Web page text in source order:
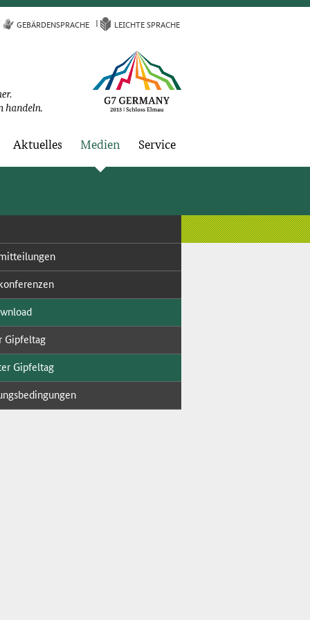
GE­BÄR­DEN­SPRA­CHE LEICH­TE SPRA­CHE
Ak­tu­el­les Me­di­en Ser­vice
Gip­fel­tag
Gip­fel­tag